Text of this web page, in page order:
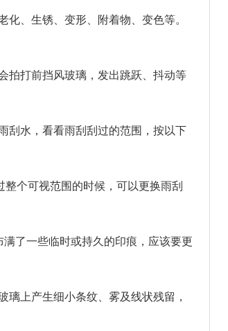
化、生锈、变形、附着物、变色等。
拍打前挡风玻璃，发出跳跃、抖动等
刮水，看看雨刮刮过的范围，按以下
个可视范围的时候，可以更换雨刮
了一些临时或持久的印痕，应该要更
上产生细小条纹、雾及线状残留，